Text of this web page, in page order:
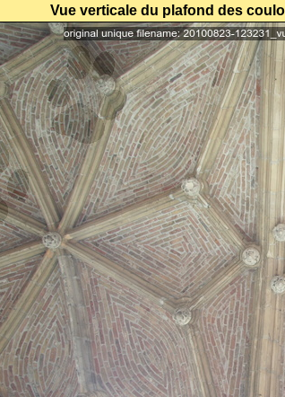
Vue verticale du plafond des